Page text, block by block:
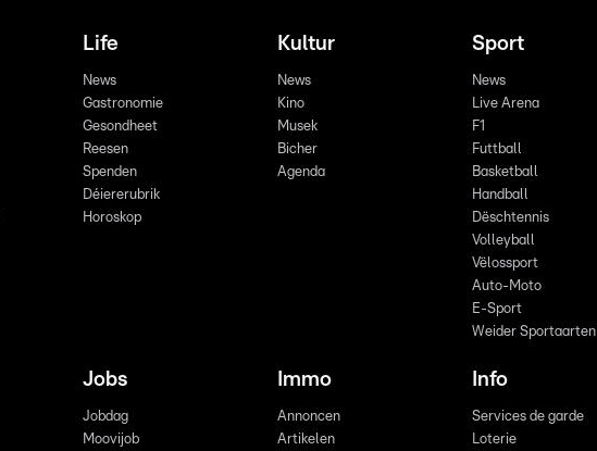
Life
News
Gastronomie
Gesondheet
Reesen
Spenden
Déiererubrik
Horoskop
Kultur
News
Kino
Musek
Bicher
Agenda
Sport
News
Live Arena
F1
Futtball
Basketball
Handball
Dëschtennis
Volleyball
Vëlossport
Auto-Moto
E-Sport
Weider Sportaarten
Jobs
Jobdag
Moovijob
Immo
Annoncen
Artikelen
Info
Services de garde
Loterie